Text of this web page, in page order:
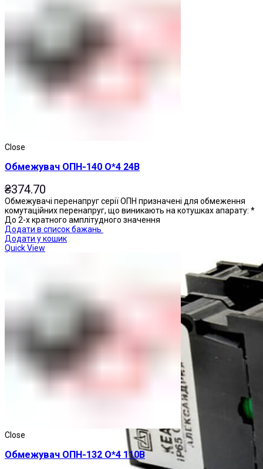
Кнопки натискні
Close
Обмежувач ОПН-140 О*4 24В
₴374.70
Обмежувачі перенапруг серії ОПН призначені для обмеження
комутаційних перенапруг, що виникають на котушках апарату: *
До 2-х кратного амплітудного значення
Додати в список бажань
Додати у кошик
Quick View
Close
Обмежувач ОПН-132 О*4 110В